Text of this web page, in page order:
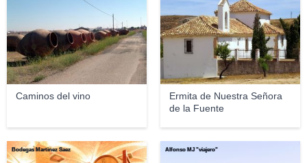
Caminos del vino
Ermita de Nuestra Señora
de la Fuente
Bodegas Martinez Saez Alfonso MJ "viajero"